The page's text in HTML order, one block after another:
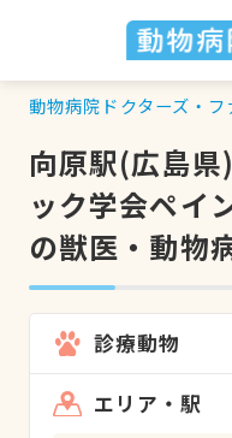
動物病院ドクターズ・フ
向原駅(広島
ック学会ペイ
の獣医・動物
診療動物
エリア・駅